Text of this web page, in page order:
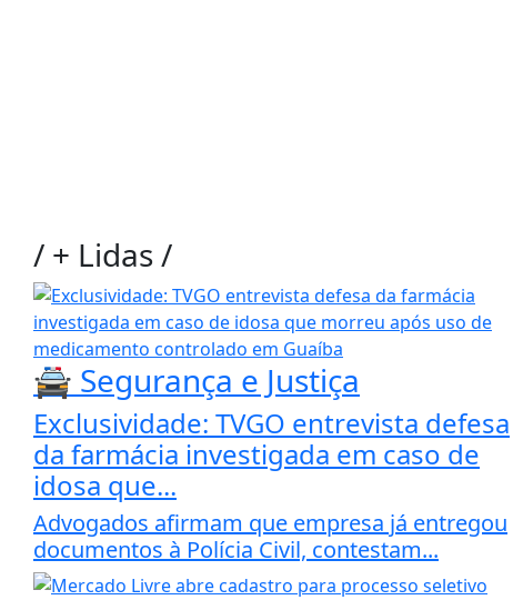
/ + Lidas/
🚔 Segurança e Justiça
Exclusividade: TVGO entrevista defesa
da farmácia investigada em caso de
idosa que...
Advogados afirmam que empresa já entregou
documentos à Polícia Civil, contestam...